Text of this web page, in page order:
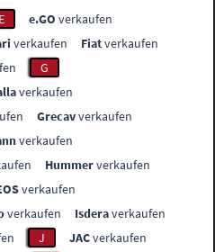
E e.GO verkaufen
verkaufen Fiatverkaufen
G
verkaufen
Grecavverkaufen
verkaufen
Hummerverkaufen
verkaufen
verkaufen Isderaverkaufen
J JACverkaufen